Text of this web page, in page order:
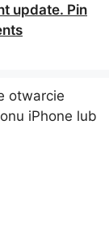
update. Pin
otwarcie
iPhone lub